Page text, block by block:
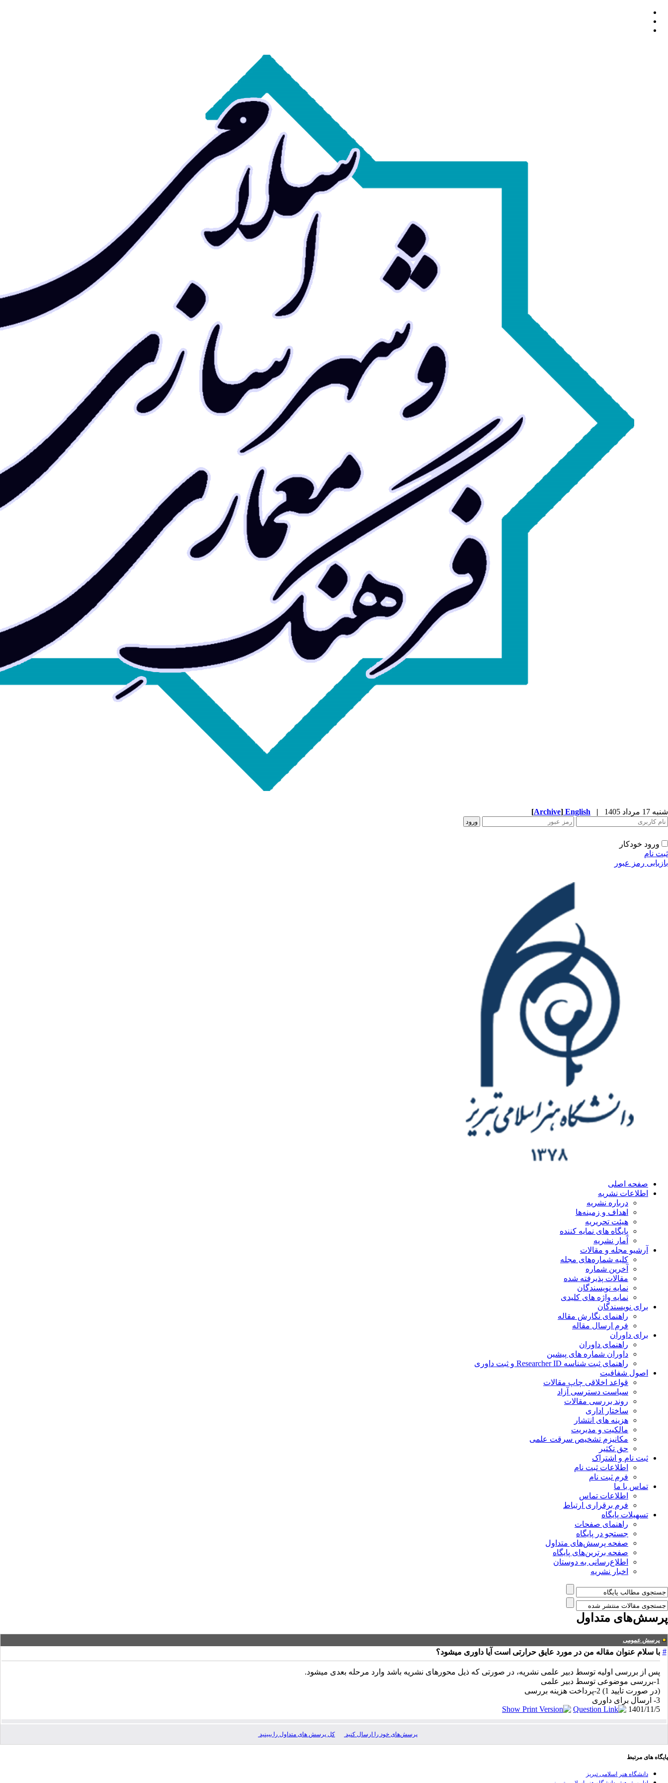
شنبه 17 مرداد 1405 |
English
[Archive]
ورود خودکار
ثبت نام
بازیابی رمز عبور
صفحه اصلی
اطلاعات نشریه
درباره نشریه
اهداف و زمینه‌ها
هیئت تحریریه
پایگاه های نمایه کننده
آمار نشریه
آرشیو مجله و مقالات
کلیه شماره‌های مجله
آخرین شماره
مقالات پذیرفته شده
نمایه نویسندگان
نمایه واژه های کلیدی
برای نویسندگان
راهنمای نگارش مقاله
فرم ارسال مقاله
برای داوران
راهنمای داوران
داوران شماره های پیشین
راهنمای ثبت شناسه Researcher ID و ثبت داوری
اصول شفافیت
قواعد اخلاقی چاپ مقالات
سیاست دسترسی آزاد
روند بررسی مقالات
ساختار اداری
هزینه های انتشار
مالکیت و مدیریت
مکانیزم تشخیص سرقت علمی
حق تکثیر
ثبت نام و اشتراک
اطلاعات ثبت نام
فرم ثبت نام
تماس با ما
اطلاعات تماس
فرم برقراری ارتباط
تسهیلات پایگاه
راهنمای صفحات
جستجو در پایگاه
صفحه پرسش‌های متداول
صفحه برترین‌های پایگاه
اطلاع‌رسانی به دوستان
اخبار نشریه
پرسش‌های متداول
پرسش عمومی
# با سلام عنوان مقاله من در مورد عایق حرارتی است آیا داوری میشود؟
پس از بررسی اولیه توسط دبیر علمی نشریه، در صورتی که ذیل محورهای نشریه باشد وارد مرحله بعدی میشود.
1-بررسی موضوعی توسط دبیر علمی
(در صورت تایید 1) 2-پرداخت هزینه بررسی
3- ارسال برای داوری
1401/11/5
پرسش‌های خود را ارسال کنید کل پرسش های متداول را ببینید
پایگاه های مرتبط
دانشگاه هنر اسلامی تبریز